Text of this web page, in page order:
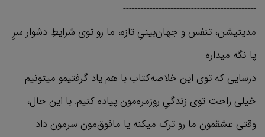
---------------------------------------------
مدیتیشن، تنفس و جهان‌بینیِ تازه، ما رو توی شرایطِ دشوار سرِ
پا نگه میداره
درسایی که توی این خلاصه‌کتاب با هم یاد گرفتیمو میتونیم
خیلی راحت توی زندگیِ روزمره‌مون پیاده کنیم. با این حال،
وقتی عشقمون ما رو ترک میکنه یا مافوق‌مون سرمون داد